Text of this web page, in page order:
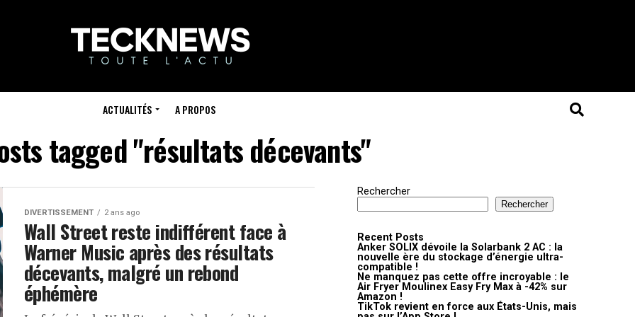
ACTUALITÉS A PROPOS
tagged "résultats décevants"
DIVERTISSEMENT 2 ans ago
Wall Street reste indifférent face à
Warner Music après des résultats
décevants, malgré un rebond
éphémère
Rechercher
Rechercher
Recent Posts
Anker SOLIX dévoile la Solarbank 2 AC : la
nouvelle ère du stockage d’énergie ultra-
compatible !
Ne manquez pas cette offre incroyable : le
Air Fryer Moulinex Easy Fry Max à -42% sur
Amazon !
TikTok revient en force aux États-Unis, mais